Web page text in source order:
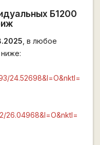
Б1200
, в любое
24.52698&l=O&nktl=
26.04968&l=O&nktl=